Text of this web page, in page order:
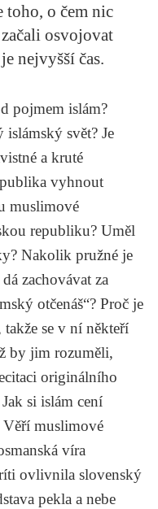
SLOUPEK
ILIGLOSA
toho, o čem nic
osvojovat
nejvyšší čas.
pojmem islám?
svět? Je
a kruté
vyhnout
muslimové
republiku? Uměl
Nakolik pružné je
zachovávat za
otčenáš“? Proč je
takže se v ní někteří
by jim rozuměli,
originálního
si islám cení
Věří muslimové
víra
ovlivnila slovenský
pekla a nebe